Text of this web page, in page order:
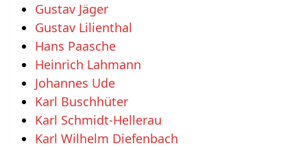
Gustav Jäger
Gustav Lilienthal
Hans Paasche
Heinrich Lahmann
Johannes Ude
Karl Buschhüter
Karl Schmidt-Hellerau
Karl Wilhelm Diefenbach